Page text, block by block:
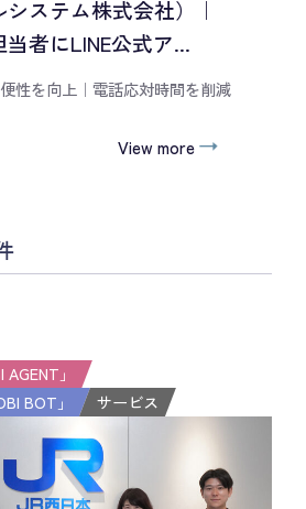
ステム株式会社）｜
者にLINE公式ア...
性を向上｜ 電話応対時間を削減
View more
」
BOT」
サービス